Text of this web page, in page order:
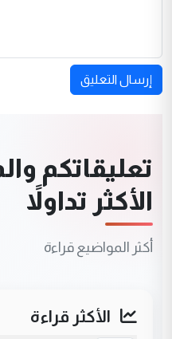
إرسال التعليق
تعليقاتكم
الأكثر تداولاً
أكثر المواضيع قراءة
الأكثر قراءة